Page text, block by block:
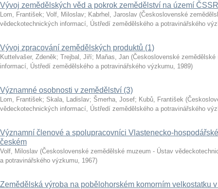
Vývoj zemědělských věd a pokrok zemědělství na území ČSSR
Lom, František; Volf, Miloslav; Kabrhel, Jaroslav (Československé
vědeckotechnických informací, Ústředí zemědělského a potravinářského
Vývoj zpracování zemědělských produktů (1)
Kuttelvašer, Zdeněk; Trejbal, Jiří; Maňas, Jan (Československé
informací, Ústředí zemědělského a potravinářského výzkumu, 1989)
Významné osobnosti v zemědělství (3)
Lom, František; Skala, Ladislav; Šmerha, Josef; Kubů, František (
vědeckotechnických informací, Ústředí zemědělského a potravinářského
Významní členové a spolupracovníci Vlastenecko-
českém
Volf, Miloslav (Československé zemědělské muzeum - Ústav
a potravinářského výzkumu, 1967)
Zemědělská výroba na pobělohorském komorním velkostatku